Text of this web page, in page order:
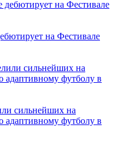
на Фестивале
сильнейших на
адаптивному футболу в